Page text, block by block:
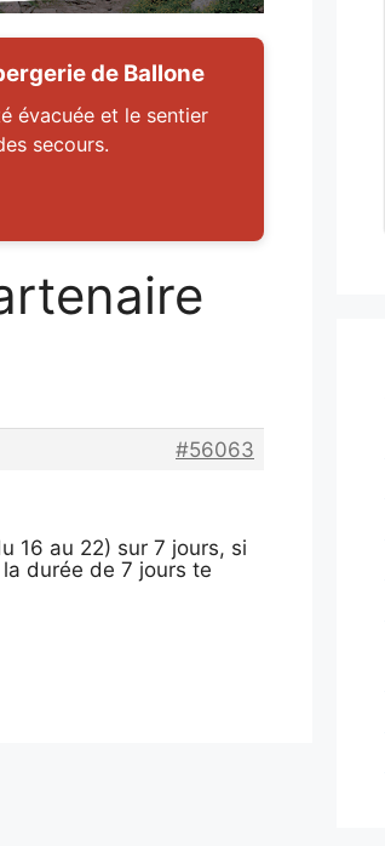
de Ballone
évacuée et le sentier
secours.
#56063
16 au 22) sur 7 jours, si
durée de 7 jours te